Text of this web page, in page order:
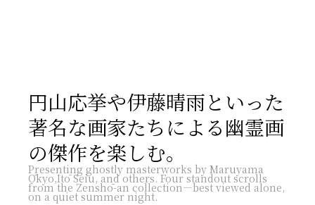
円山応挙や伊藤晴雨といった
著名な画家たちによる幽霊画
の傑作を楽しむ。
Presenting ghostly masterworks by Maruyama
Ōkyo,Itō Seiu, and others. Four standout scrolls
from the Zenshō-an collection—best viewed alone,
on a quiet summer night.